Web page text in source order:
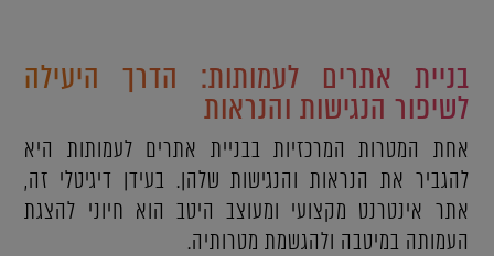
בניית אתרים לעמותות: הדרך היעילה
לשיפור הנגישות והנראות
אחת המטרות המרכזיות בבניית אתרים לעמותות היא
להגביר את הנראות והנגישות שלהן. בעידן דיגיטלי זה,
אתר אינטרנט מקצועי ומעוצב היטב הוא חיוני להצגת
העמותה במיטבה ולהגשמת מטרותיה.